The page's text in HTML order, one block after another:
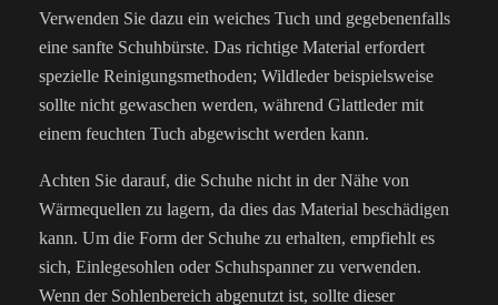
Verwenden Sie dazu ein weiches Tuch und gegebenenfalls
eine sanfte Schuhbürste. Das richtige Material erfordert
spezielle Reinigungsmethoden; Wildleder beispielsweise
sollte nicht gewaschen werden, während Glattleder mit
einem feuchten Tuch abgewischt werden kann.
Achten Sie darauf, die Schuhe nicht in der Nähe von
Wärmequellen zu lagern, da dies das Material beschädigen
kann. Um die Form der Schuhe zu erhalten, empfiehlt es
sich, Einlegesohlen oder Schuhspanner zu verwenden.
Wenn der Sohlenbereich abgenutzt ist, sollte dieser